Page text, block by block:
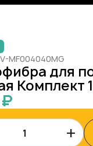
MF004040MG
для
Комплект
+